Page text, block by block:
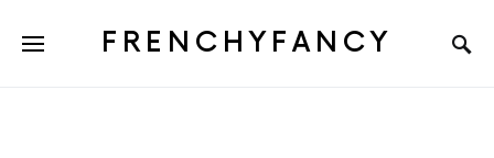
FRENCHYFANCY